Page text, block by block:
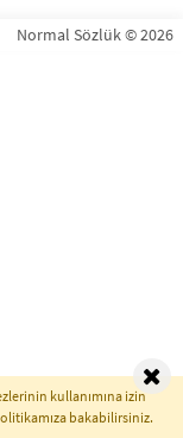
Normal Sözlük © 2026
kullanımına izin
bakabilirsiniz.